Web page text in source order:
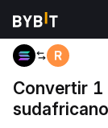
Inicio SOL to ZAR
Convertir 1